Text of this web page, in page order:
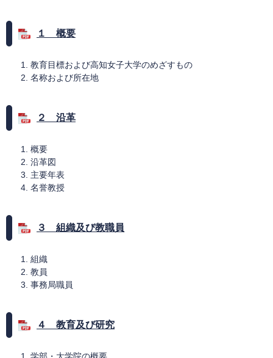
１ 概要
教育目標および高知女子大学のめざすもの
名称および所在地
２ 沿革
概要
沿革図
主要年表
名誉教授
３ 組織及び教職員
組織
教員
事務局職員
４ 教育及び研究